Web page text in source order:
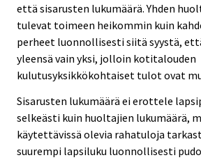
että sisarusten lukumäärä. Yhden
tulevat toimeen heikommin kuin
perheet luonnollisesti siitä syystä,
yleensä vain yksi, jolloin kotitalouden
kulutusyksikkökohtaiset tulot ovat
Sisarusten lukumäärä ei erottele
selkeästi kuin huoltajien lukumäärä,
käytettävissä olevia rahatuloja
suurempi lapsiluku luonnollisesti